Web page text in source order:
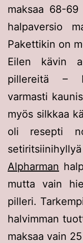
maksaa 68-
halpaversio
Pakettikin on
Eilen kävin
pillereitä –
varmasti
myös silkkaa
oli resepti
Alpharman
mutta vain
pilleri.
halvimman
maksaa vain